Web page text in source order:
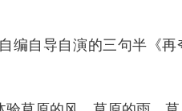
编自导自演的三句半《